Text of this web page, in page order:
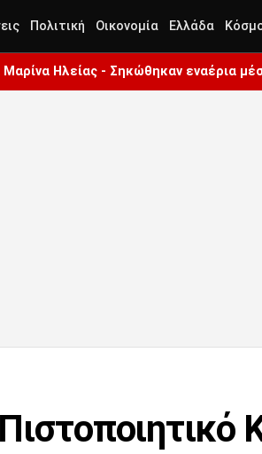
Πολιτική Οικονομία Ελλάδα
Μαρίνα Ηλείας - Σηκώθηκαν εναέρια